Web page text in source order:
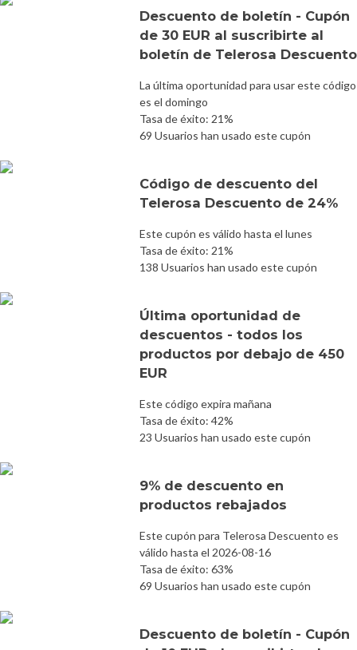
Descuento de boletín - Cupón
de 30 EUR al suscribirte al
boletín de Telerosa Descuento
La última oportunidad para usar este código
es el domingo
Tasa de éxito: 21%
69 Usuarios han usado este cupón
Código de descuento del
Telerosa Descuento de 24%
Este cupón es válido hasta el lunes
Tasa de éxito: 21%
138 Usuarios han usado este cupón
Última oportunidad de
descuentos - todos los
productos por debajo de 450
EUR
Este código expira mañana
Tasa de éxito: 42%
23 Usuarios han usado este cupón
9% de descuento en
productos rebajados
Este cupón para Telerosa Descuento es
válido hasta el 2026-08-16
Tasa de éxito: 63%
69 Usuarios han usado este cupón
Descuento de boletín - Cupón